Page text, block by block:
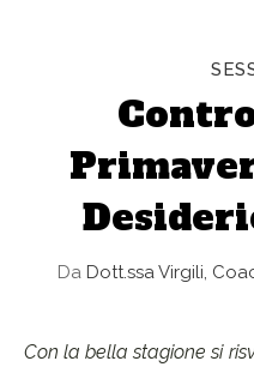
DaDott.ssa Virgili,
Con la bella stagione si